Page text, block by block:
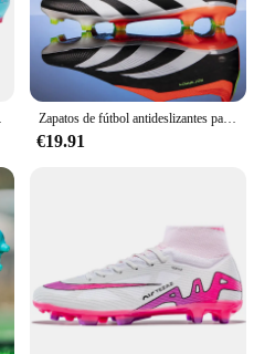
Zapatos de fútbol antideslizantes para hombres, tacos de fútbol de césped para niños, zapatillas de fútbol de entrenamiento TF/FG, Campo 35-45 Chuteira, alta calidad
€19.91